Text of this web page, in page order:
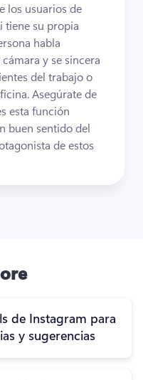
los usuarios de
tiene su propia
habla
y se sincera
del trabajo o
Asegúrate de
esta función
buen sentido del
de estos
de Instagram para
y sugerencias